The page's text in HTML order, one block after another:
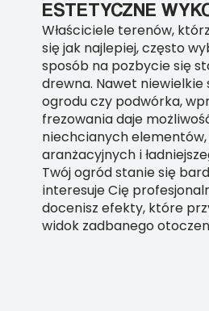
ESTETYCZNE
Właściciele terenów,
się jak najlepiej, często
sposób na pozbycie się
drewna. Nawet
ogrodu czy podwórka,
frezowania daje
niechcianych
aranżacyjnych i
Twój ogród stanie się
interesuje Cię
docenisz efekty, które
widok zadbanego